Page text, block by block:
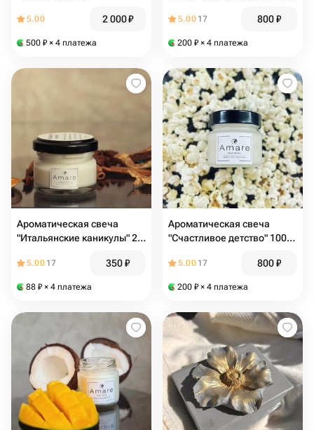
5.00 2 000₽
500 ₽ × 4 платежа
5.00 17 800₽
200 ₽ × 4 платежа
Ароматическая свеча
"Итальянские каникулы" 25
5.00 17 350₽
88 ₽ × 4 платежа
Ароматическая свеча
"Счастливое детство" 100
5.00 17 800₽
200 ₽ × 4 платежа